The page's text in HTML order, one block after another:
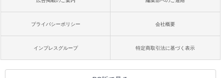
プライバシーポリシー 会社概要
インプレスグループ 特定商取引法に基づく表示